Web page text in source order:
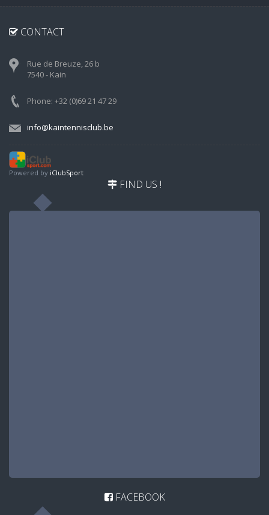
CONTACT
Rue de Breuze, 26 b
7540 - Kain
Phone: +32 (0)69 21 47 29
info@kaintennisclub.be
Powered by iClubSport
FIND US !
FACEBOOK